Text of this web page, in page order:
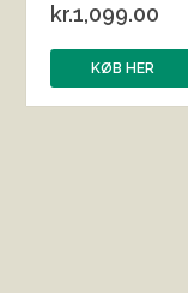
kr.1,099.00
KØB HER